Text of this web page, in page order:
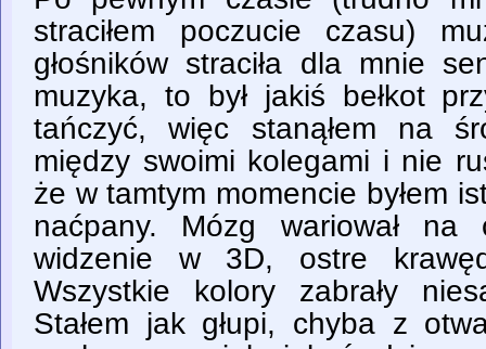
straciłem poczucie czasu)
głośników straciła dla mnie
muzyka, to był jakiś bełkot
tańczyć, więc stanąłem na
między swoimi kolegami i nie
że w tamtym momencie byłem
naćpany. Mózg wariował na
widzenie w 3D, ostre
Wszystkie kolory zabrały
Stałem jak głupi, chyba z